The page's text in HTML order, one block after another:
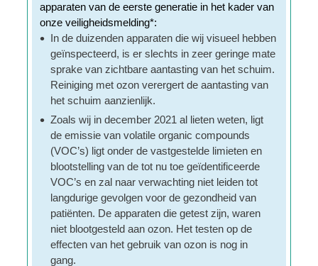
apparaten van de eerste generatie in het kader van
onze veiligheidsmelding*:
In de duizenden apparaten die wij visueel hebben
geïnspecteerd, is er slechts in zeer geringe mate
sprake van zichtbare aantasting van het schuim.
Reiniging met ozon verergert de aantasting van
het schuim aanzienlijk.
Zoals wij in december 2021 al lieten weten, ligt
de emissie van volatile organic compounds
(VOC’s) ligt onder de vastgestelde limieten en
blootstelling van de tot nu toe geïdentificeerde
VOC’s en zal naar verwachting niet leiden tot
langdurige gevolgen voor de gezondheid van
patiënten. De apparaten die getest zijn, waren
niet blootgesteld aan ozon. Het testen op de
effecten van het gebruik van ozon is nog in
gang.